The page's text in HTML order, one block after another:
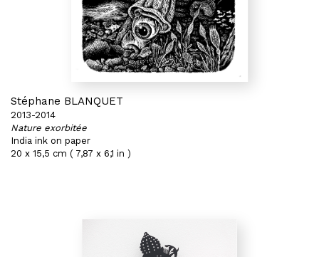
Stéphane BLANQUET
2013-2014
Nature exorbitée
India ink on paper
20 x 15,5 cm ( 7,87 x 6,1 in )